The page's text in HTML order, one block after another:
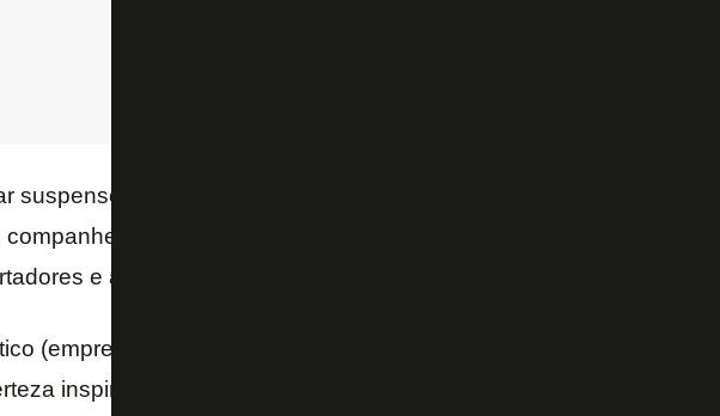
suspenso e lesionado, não entrará em campo na Vila Belmiro, mas
de zaga ao longo do ano, salientou o desejo do grupo
e a inspiração na campanha de 16.
(emprestado) na época, mas acompanhei bastante (a arrancada
inspira. Disputar de novo uma Libertadores todo mundo quer. É